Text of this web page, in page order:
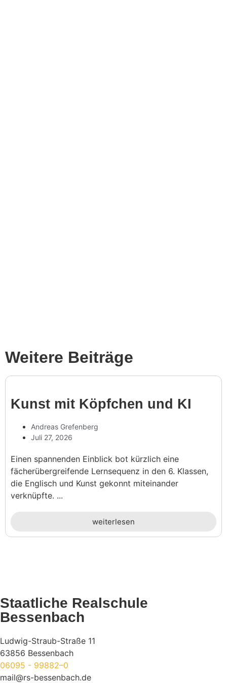
Weitere Beiträge
Kunst mit Köpf­chen und KI
Andreas Grefenberg
Juli 27, 2026
Einen spannenden Einblick bot kürzlich eine
fächerübergreifende Lernsequenz in den 6. Klassen,
die Englisch und Kunst gekonnt miteinander
verknüpfte. ...
weiterlesen
Staatliche Realschule
Bessenbach
Ludwig-Straub-Straße 11
63856 Bessenbach
06095 - 99882–0
mail@rs-bessenbach.de